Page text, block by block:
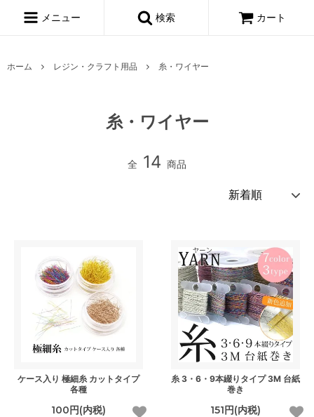
メニュー 検索 カート
ホーム レジン・クラフト用品 糸・ワイヤー
糸・ワイヤー
全 14 商品
ケース入り 極細糸 カットタイプ
各種
100円(内税)
糸 3・6・9本綴りタイプ 3M 台紙
巻き
151円(内税)